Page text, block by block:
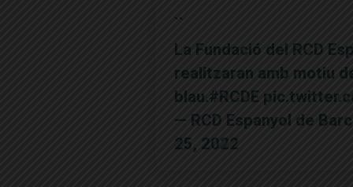
️ ̀ ̀
La Fundació del RCD
realitzaran amb motiu
blau.#RCDE
— RCD Espanyol de
25, 2022